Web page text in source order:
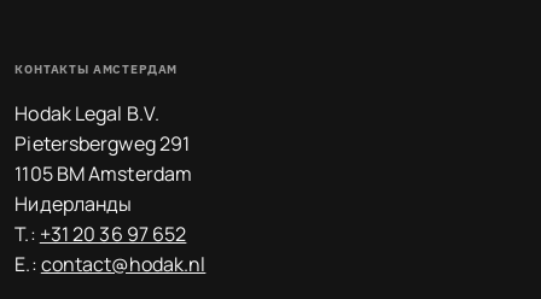
КОНТАКТЫ АМСТЕРДАМ
Hodak Legal B.V.
Pietersbergweg 291
1105 BM Amsterdam
Нидерланды
T.: +31 20 36 97 652
E.:contact@hodak.nl